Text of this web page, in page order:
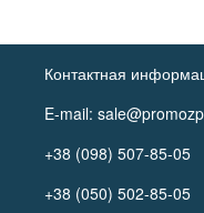
Контактная
E-mail:
+38 (098) 507-85-05
+38 (050) 502-85-05